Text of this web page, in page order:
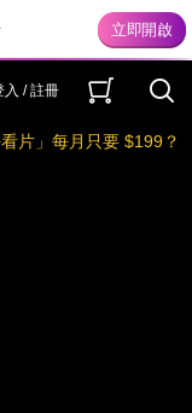
入 / 註冊
看片」每月只要 $199？